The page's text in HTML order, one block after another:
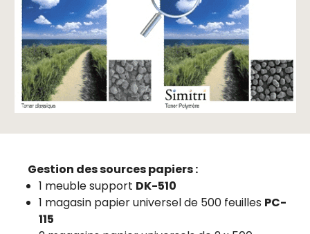
Gestion des sources papiers :
1 meuble support DK-510
1 magasin papier universel de 500 feuilles PC-
115